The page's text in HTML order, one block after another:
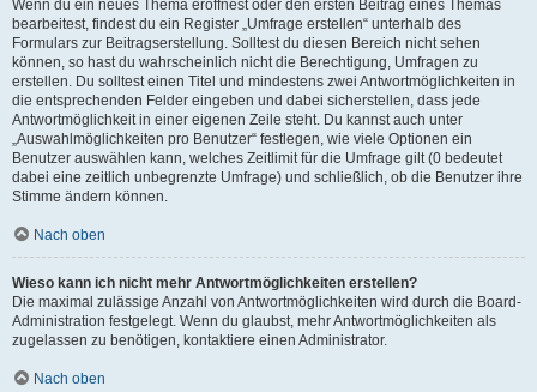
Wenn du ein neues Thema eröffnest oder den ersten Beitrag eines Themas
bearbeitest, findest du ein Register „Umfrage erstellen“ unterhalb des
Formulars zur Beitragserstellung. Solltest du diesen Bereich nicht sehen
können, so hast du wahrscheinlich nicht die Berechtigung, Umfragen zu
erstellen. Du solltest einen Titel und mindestens zwei Antwortmöglichkeiten in
die entsprechenden Felder eingeben und dabei sicherstellen, dass jede
Antwortmöglichkeit in einer eigenen Zeile steht. Du kannst auch unter
„Auswahlmöglichkeiten pro Benutzer“ festlegen, wie viele Optionen ein
Benutzer auswählen kann, welches Zeitlimit für die Umfrage gilt (0 bedeutet
dabei eine zeitlich unbegrenzte Umfrage) und schließlich, ob die Benutzer ihre
Stimme ändern können.
Nach oben
Wieso kann ich nicht mehr Antwortmöglichkeiten erstellen?
Die maximal zulässige Anzahl von Antwortmöglichkeiten wird durch die Board-
Administration festgelegt. Wenn du glaubst, mehr Antwortmöglichkeiten als
zugelassen zu benötigen, kontaktiere einen Administrator.
Nach oben